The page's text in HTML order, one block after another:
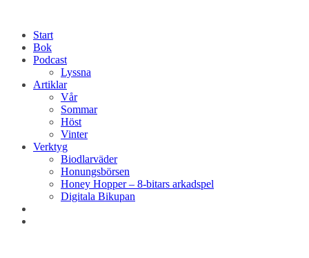
Start
Bok
Podcast
Lyssna
Artiklar
Vår
Sommar
Höst
Vinter
Verktyg
Biodlarväder
Honungsbörsen
Honey Hopper – 8-bitars arkadspel
Digitala Bikupan